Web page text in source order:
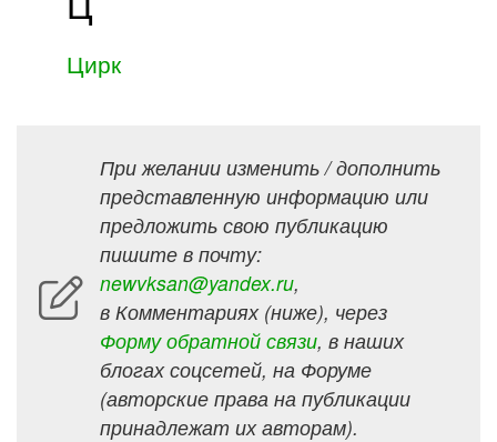
Цирк
При желании изменить / дополнить
представленную информацию или
предложить свою публикацию
пишите в почту:
newvksan@yandex.ru,
в Комментариях (ниже), через
Форму обратной связи, в наших
блогах соцсетей, на Форуме
(авторские права на публикации
принадлежат их авторам).